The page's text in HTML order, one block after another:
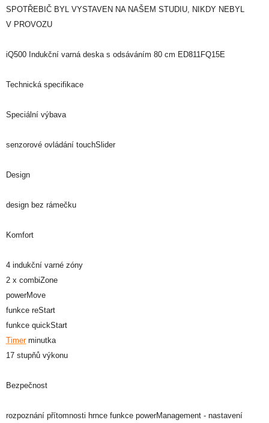
SPOTŘEBIČ BYL VYSTAVEN NA NAŠEM STUDIU, NIKDY NEBYL
V PROVOZU
iQ500 Indukční varná deska s odsáváním 80 cm ED811FQ15E
Technická specifikace
Speciální výbava
senzorové ovládání touchSlider
Design
design bez rámečku
Komfort
4 indukční varné zóny
2 x combiZone
powerMove
funkce reStart
funkce quickStart
Timerminutka
17 stupňů výkonu
Bezpečnost
rozpoznání přítomnosti hrnce funkce powerManagement - nastavení